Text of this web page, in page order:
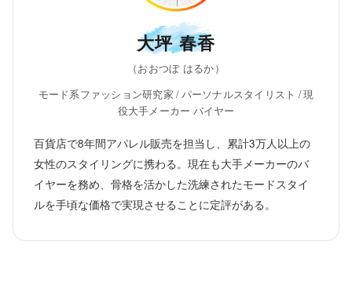
大坪 春香
（おおつぼ はるか）
モード系ファッション研究家 / パーソナルスタイリスト / 現
役大手メーカー バイヤー
百貨店で8年間アパレル販売を担当し、累計3万人以上の
女性のスタイリングに携わる。現在も大手メーカーのバ
イヤーを務め、骨格を活かした洗練されたモードスタイ
ルを手頃な価格で実現させることに定評がある。